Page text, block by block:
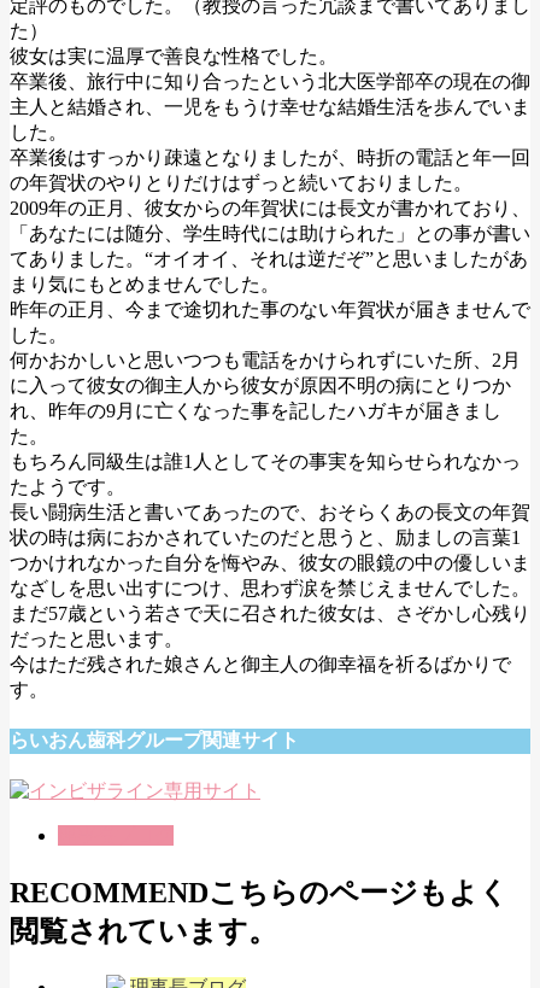
定評のものでした。（教授の言った冗談まで書いてありまし
た）
彼女は実に温厚で善良な性格でした。
卒業後、旅行中に知り合ったという北大医学部卒の現在の御
主人と結婚され、一児をもうけ幸せな結婚生活を歩んでいま
した。
卒業後はすっかり疎遠となりましたが、時折の電話と年一回
の年賀状のやりとりだけはずっと続いておりました。
2009年の正月、彼女からの年賀状には長文が書かれており、
「あなたには随分、学生時代には助けられた」との事が書い
てありました。“オイオイ、それは逆だぞ”と思いましたがあ
まり気にもとめませんでした。
昨年の正月、今まで途切れた事のない年賀状が届きませんで
した。
何かおかしいと思いつつも電話をかけられずにいた所、2月
に入って彼女の御主人から彼女が原因不明の病にとりつか
れ、昨年の9月に亡くなった事を記したハガキが届きまし
た。
もちろん同級生は誰1人としてその事実を知らせられなかっ
たようです。
長い闘病生活と書いてあったので、おそらくあの長文の年賀
状の時は病におかされていたのだと思うと、励ましの言葉1
つかけれなかった自分を悔やみ、彼女の眼鏡の中の優しいま
なざしを思い出すにつけ、思わず涙を禁じえませんでした。
まだ57歳という若さで天に召された彼女は、さぞかし心残り
だったと思います。
今はただ残された娘さんと御主人の御幸福を祈るばかりで
す。
らいおん歯科グループ関連サイト
RECOMMENDこちらのページもよく
閲覧されています。